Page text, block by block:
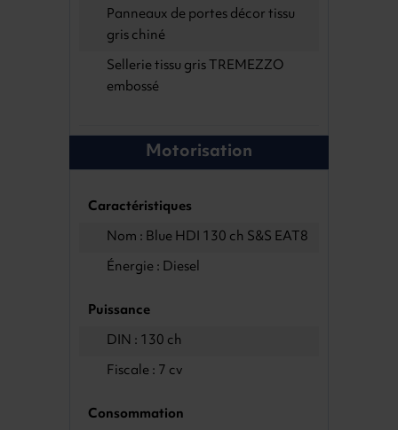
Panneaux de portes décor tissu
gris chiné
Sellerie tissu gris TREMEZZO
embossé
Motorisation
Caractéristiques
Nom : Blue HDI 130 ch S&S EAT8
Énergie : Diesel
Puissance
DIN : 130 ch
Fiscale : 7 cv
Consommation